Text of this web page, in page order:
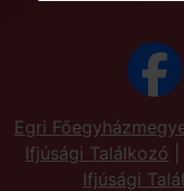
Egri
Ifjúsági Találkozó
Ifjúsági